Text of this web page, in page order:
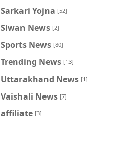
Sarkari Yojna [52]
Siwan News [2]
Sports News [80]
Trending News [13]
Uttarakhand News [1]
Vaishali News [7]
affiliate [3]